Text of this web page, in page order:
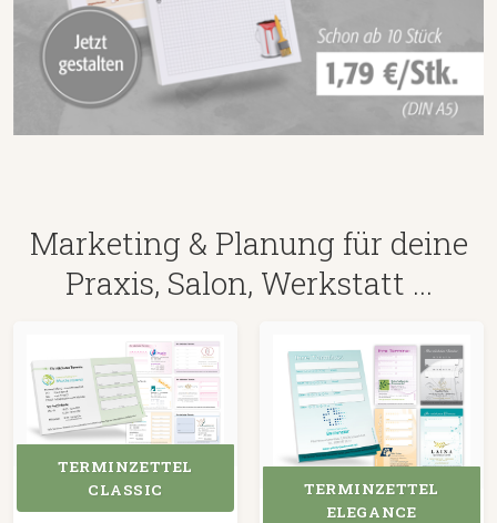
Marketing & Planung für deine
Praxis, Salon, Werkstatt ...
TERMINZETTEL
CLASSIC
TERMINZETTEL
ELEGANCE